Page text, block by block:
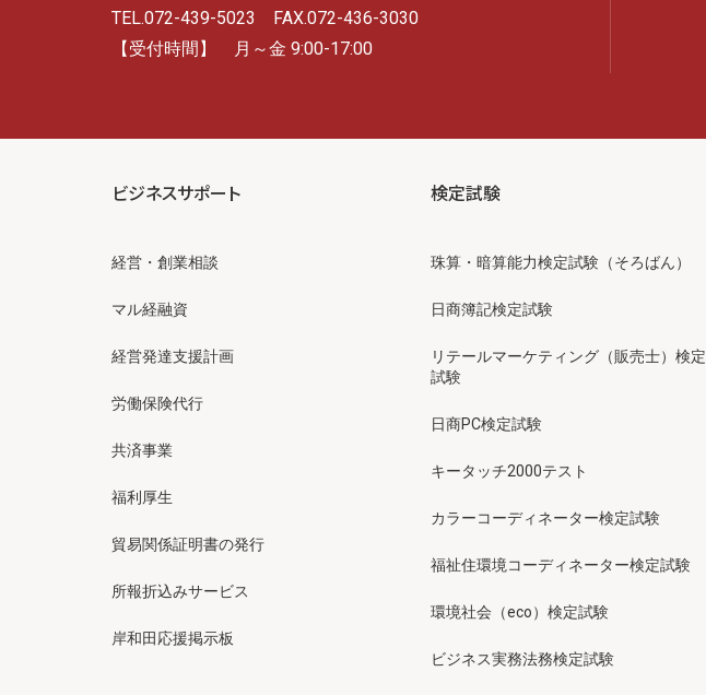
TEL.072-439-5023 FAX.072-436-3030
【受付時間】 月～金 9:00-17:00
ビジネスサポート
経営・創業相談
マル経融資
経営発達支援計画
労働保険代行
共済事業
福利厚生
貿易関係証明書の発行
所報折込みサービス
岸和田応援掲示板
検定試験
珠算・暗算能力検定試験（そろばん）
日商簿記検定試験
リテールマーケティング（販売士）検定
試験
日商PC検定試験
キータッチ2000テスト
カラーコーディネーター検定試験
福祉住環境コーディネーター検定試験
環境社会（eco）検定試験
ビジネス実務法務検定試験